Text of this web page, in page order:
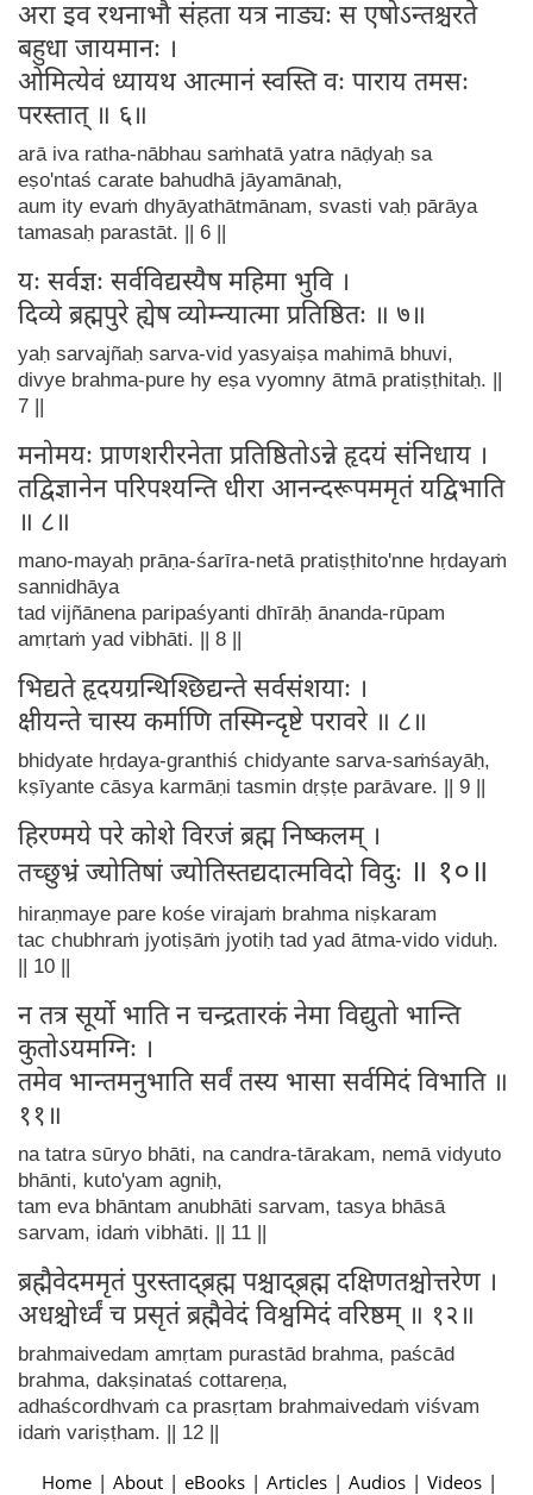
अरा इव रथनाभौ संहता यत्र नाड्यः स एषोऽन्तश्चरते
बहुधा जायमानः ।
ओमित्येवं ध्यायथ आत्मानं स्वस्ति वः पाराय तमसः
परस्तात् ॥ ६॥
arā iva ratha-nābhau saṁhatā yatra nāḍyaḥ sa
eṣo'ntaś carate bahudhā jāyamānaḥ,
aum ity evaṁ dhyāyathātmānam, svasti vaḥ pārāya
tamasaḥ parastāt. || 6 ||
यः सर्वज्ञः सर्वविद्यस्यैष महिमा भुवि ।
दिव्ये ब्रह्मपुरे ह्येष व्योम्न्यात्मा प्रतिष्ठितः ॥ ७॥
yaḥ sarvajñaḥ sarva-vid yasyaiṣa mahimā bhuvi,
divye brahma-pure hy eṣa vyomny ātmā pratiṣṭhitaḥ. ||
7 ||
मनोमयः प्राणशरीरनेता प्रतिष्ठितोऽन्ने हृदयं संनिधाय ।
तद्विज्ञानेन परिपश्यन्ति धीरा आनन्दरूपममृतं यद्विभाति
॥ ८॥
mano-mayaḥ prāṇa-śarīra-netā pratiṣṭhito'nne hṛdayaṁ
sannidhāya
tad vijñānena paripaśyanti dhīrāḥ ānanda-rūpam
amṛtaṁ yad vibhāti. || 8 ||
भिद्यते हृदयग्रन्थिश्छिद्यन्ते सर्वसंशयाः ।
क्षीयन्ते चास्य कर्माणि तस्मिन्दृष्टे परावरे ॥ ८॥
bhidyate hṛdaya-granthiś chidyante sarva-saṁśayāḥ,
kṣīyante cāsya karmāṇi tasmin dṛṣṭe parāvare. || 9 ||
हिरण्मये परे कोशे विरजं ब्रह्म निष्कलम् ।
तच्छुभ्रं ज्योतिषां ज्योतिस्तद्यदात्मविदो विदुः ॥ १०॥
hiraṇmaye pare kośe virajaṁ brahma niṣkaram
tac chubhraṁ jyotiṣāṁ jyotiḥ tad yad ātma-vido viduḥ.
|| 10 ||
न तत्र सूर्यो भाति न चन्द्रतारकं नेमा विद्युतो भान्ति
कुतोऽयमग्निः ।
तमेव भान्तमनुभाति सर्वं तस्य भासा सर्वमिदं विभाति ॥
११॥
na tatra sūryo bhāti, na candra-tārakam, nemā vidyuto
bhānti, kuto'yam agniḥ,
tam eva bhāntam anubhāti sarvam, tasya bhāsā
sarvam, idaṁ vibhāti. || 11 ||
ब्रह्मैवेदममृतं पुरस्ताद्ब्रह्म पश्चाद्ब्रह्म दक्षिणतश्चोत्तरेण ।
अधश्चोर्ध्वं च प्रसृतं ब्रह्मैवेदं विश्वमिदं वरिष्ठम् ॥ १२॥
brahmaivedam amṛtam purastād brahma, paścād
brahma, dakṣinataś cottareṇa,
adhaścordhvaṁ ca prasṛtam brahmaivedaṁ viśvam
idaṁ variṣṭham. || 12 ||
Home | About | eBooks | Articles | Audios | Videos |